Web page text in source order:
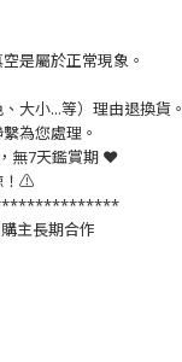
是屬於正常現象。
大小...等）理由退換貨。
為您處理。
無7天鑑賞期 ❤️
！⚠️
主長期合作